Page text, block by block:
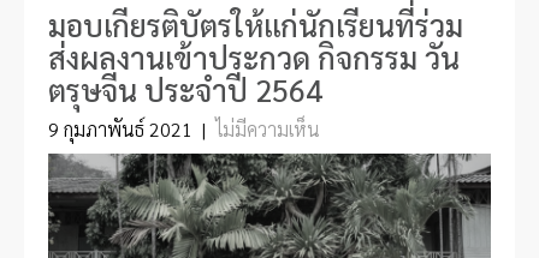
มอบเกียรติบัตรให้แก่นักเรียนที่ร่วม
ส่งผลงานเข้าประกวด กิจกรรม วัน
ตรุษจีน ประจำปี 2564
9 กุมภาพันธ์ 2021 | ไม่มีความเห็น